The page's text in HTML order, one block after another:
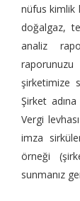
nüfus kimlik
doğalgaz,
analiz
raporunuzu
şirketimize
Şirket
Vergi
imza
örneği
sunmanız